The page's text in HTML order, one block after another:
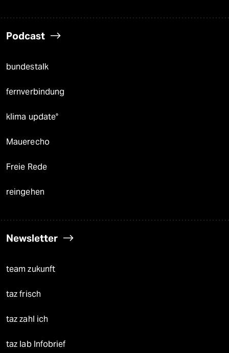
Podcast
bundestalk
fernverbindung
klima update°
Mauerecho
Freie Rede
reingehen
Newsletter
team zukunft
taz frisch
taz zahl ich
taz lab Infobrief